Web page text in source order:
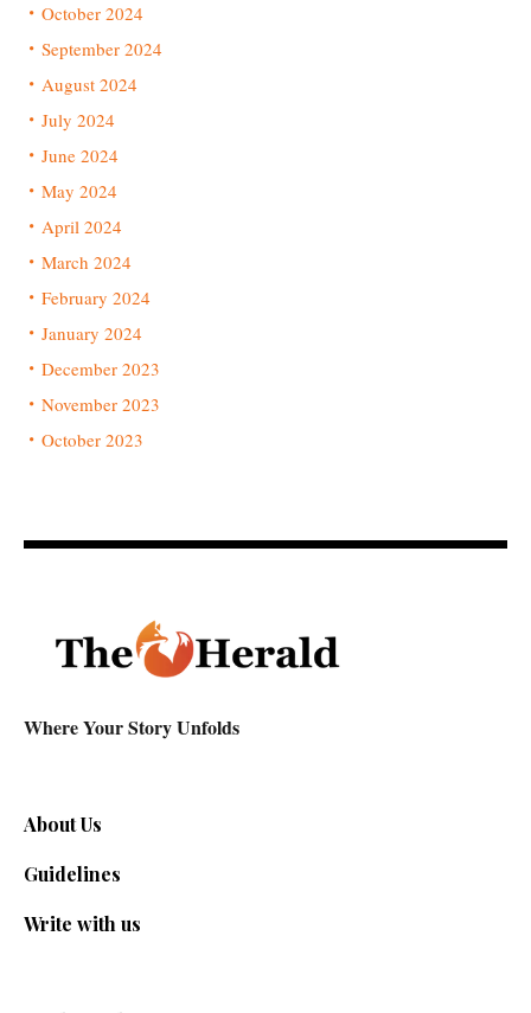
October 2024
September 2024
August 2024
July 2024
June 2024
May 2024
April 2024
March 2024
February 2024
January 2024
December 2023
November 2023
October 2023
Where Your Story Unfolds
About Us
Guidelines
Write with us